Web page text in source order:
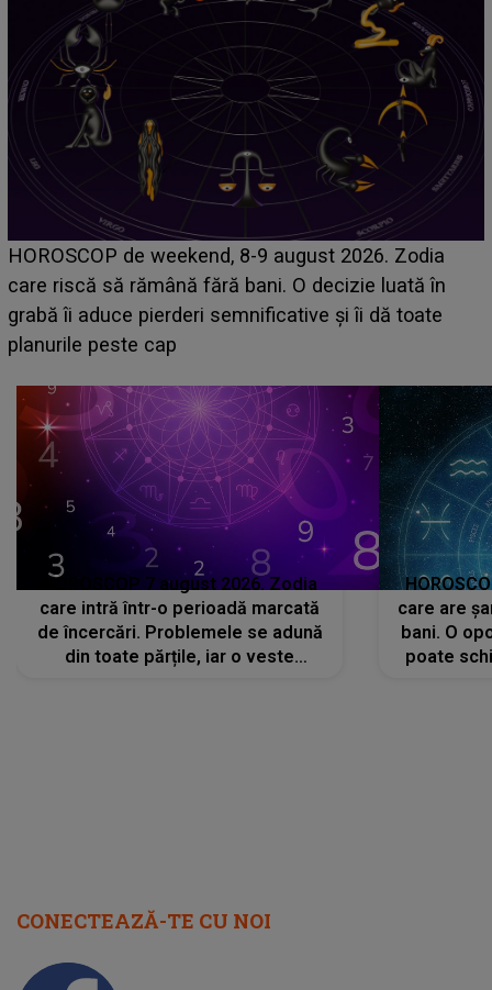
Emanuel a ținut ACEST DETALIU ASCUNS până
acum! În fața Alexandrei, concurentul din Casa Iubirii
face o MĂRTURISIRE NEAȘTEPTATĂ despre mama
sa: "I-am spus și ei în față, eu nu te iubesc pentru
HOROSCOP 7 august 2026. Zodia
care intră într-o perioadă marcată
de încercări. Problemele se adună
din toate părțile, iar o veste
care are
bani. O
poate
CONECTEAZĂ-TE CU NOI